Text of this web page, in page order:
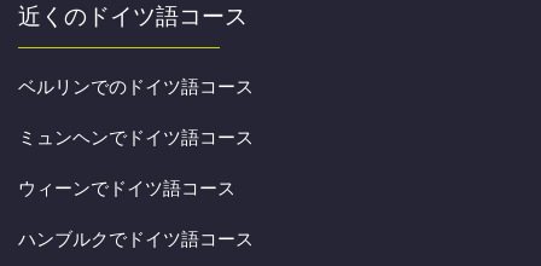
近くのドイツ語コース
ベルリンでのドイツ語コース
ミュンヘンでドイツ語コース
ウィーンでドイツ語コース
ハンブルクでドイツ語コース